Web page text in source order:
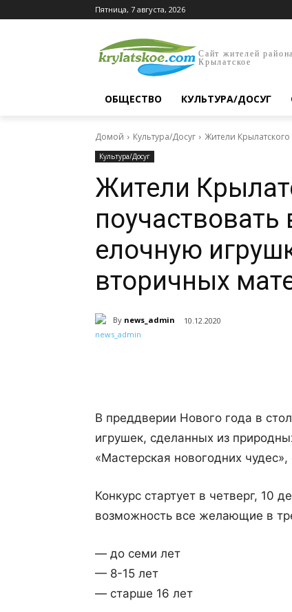
Пятница, 7 августа, 2026
Сайт жителей района
Крылатское
ОБЩЕСТВО КУЛЬТУРА/ДОСУГ
Домой Культура/Досуг Жители
Культура/Досуг
Жители
елочную
вторичных
By news_admin 10.12.2020
В преддверии Нового года в
игрушек, сделанных из
«Мастерская новогодних
Конкурс стартует в четверг, 10
возможность все желающие в
— до семи лет
— 8-15 лет
— старше 16 лет